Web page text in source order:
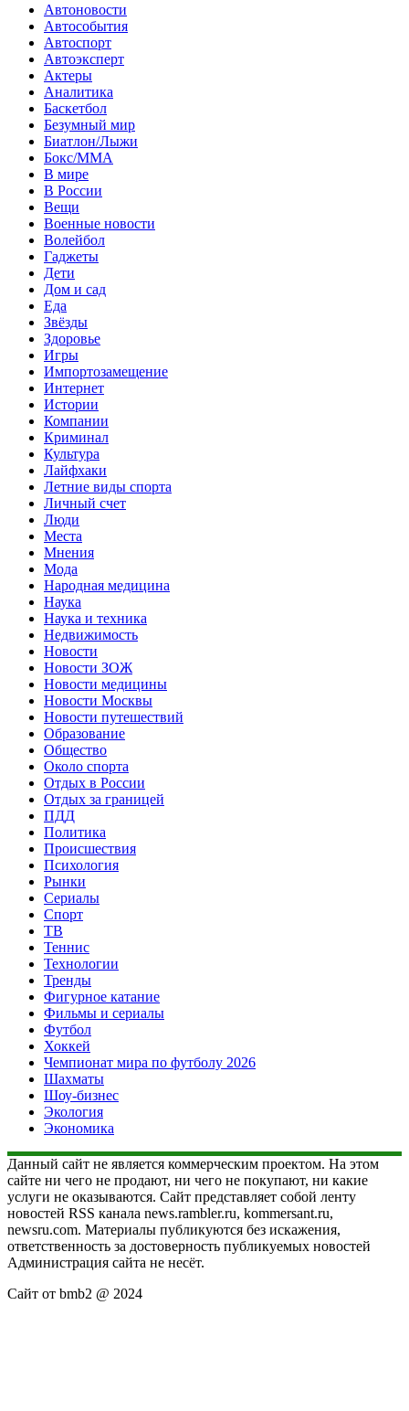
Автоновости
Автособытия
Автоспорт
Автоэксперт
Актеры
Аналитика
Баскетбол
Безумный мир
Биатлон/Лыжи
Бокс/MMA
В мире
В России
Вещи
Военные новости
Волейбол
Гаджеты
Дети
Дом и сад
Еда
Звёзды
Здоровье
Игры
Импортозамещение
Интернет
Истории
Компании
Криминал
Культура
Лайфхаки
Летние виды спорта
Личный счет
Люди
Места
Мнения
Мода
Народная медицина
Наука
Наука и техника
Недвижимость
Новости
Новости ЗОЖ
Новости медицины
Новости Москвы
Новости путешествий
Образование
Общество
Около спорта
Отдых в России
Отдых за границей
ПДД
Политика
Происшествия
Психология
Рынки
Сериалы
Спорт
ТВ
Теннис
Технологии
Тренды
Фигурное катание
Фильмы и сериалы
Футбол
Хоккей
Чемпионат мира по футболу 2026
Шахматы
Шоу-бизнес
Экология
Экономика
Данный сайт не является коммерческим проектом. На этом
сайте ни чего не продают, ни чего не покупают, ни какие
услуги не оказываются. Сайт представляет собой ленту
новостей RSS канала news.rambler.ru, kommersant.ru,
newsru.com. Материалы публикуются без искажения,
ответственность за достоверность публикуемых новостей
Администрация сайта не несёт.
Сайт от bmb2 @ 2024